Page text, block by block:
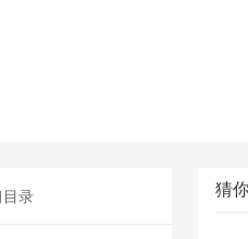
目录 猜